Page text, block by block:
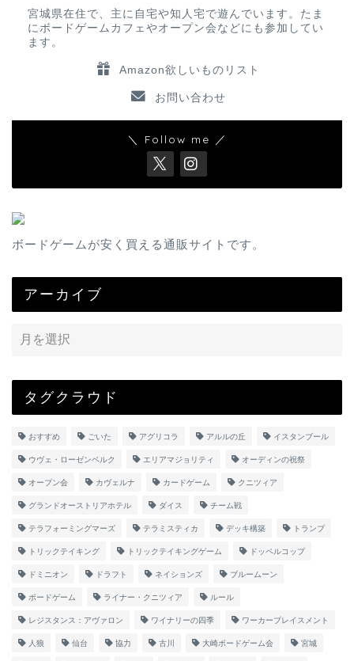
宮城県在住で、主に自宅や知人宅で遊んでいます。たま
にボードゲームカフェやオープン会などにも参加してい
ます。
Amazon欲しいものリスト
お問い合わせ
＼ Follow me ／
ボードゲームが安く買える通販サイトです。
アーカイブ
タグクラウド
おすすめ ごいた アグリコラ アルルの丘 イスタンブール
ウヴェ・ローゼンベルク エリアマジョリティ オーディンの祝祭
オープン会 カヴェルナ カードゲーム クニツィア
グランドオーストリアホテル ダイス チーム戦
テラフォーミングマーズ テラミスティカ デッキ構築 トランプ
トリックテイキング トリックテイキングゲーム ドッペルコップ
ドミニオン ドラフト ネイションズ ブルームーン
ボードゲーム ライナー・クニツィア ルール
レジスタンス：アヴァロン ワイナリーの四季 ワーカープレイスメント
人狼 仙台 協力 古川 大崎ボードゲーム会 宮城